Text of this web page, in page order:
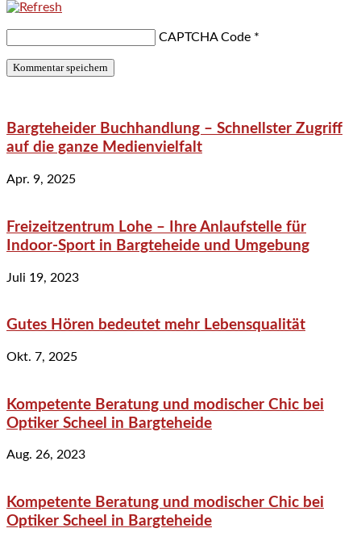
CAPTCHA Code *
Bargteheider Buchhandlung – Schnellster Zugriff
auf die ganze Medienvielfalt
Apr. 9, 2025
Freizeitzentrum Lohe – Ihre Anlaufstelle für
Indoor-Sport in Bargteheide und Umgebung
Juli 19, 2023
Gutes Hören bedeutet mehr Lebensqualität
Okt. 7, 2025
Kompetente Beratung und modischer Chic bei
Optiker Scheel in Bargteheide
Aug. 26, 2023
Kompetente Beratung und modischer Chic bei
Optiker Scheel in Bargteheide